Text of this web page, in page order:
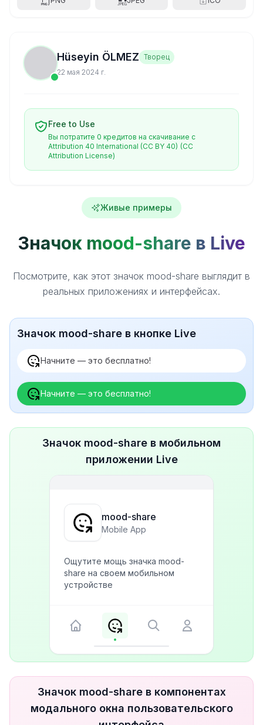
Hüseyin ÖLMEZ Творец
22 мая 2024 г.
Free to Use
Вы потратите 0 кредитов на скачивание с
Attribution 40 International (CC BY 40) (CC
Attribution License)
Живые примеры
Значок mood-share в Live
Посмотрите, как этот значок mood-share выглядит в
реальных приложениях и интерфейсах.
Значок mood-share в кнопке Live
Начните — это бесплатно!
Начните — это бесплатно!
Значок mood-share в мобильном
приложении Live
mood-share
Mobile App
Ощутите мощь значка mood-
share на своем мобильном
устройстве
Значок mood-share в компонентах
модального окна пользовательского